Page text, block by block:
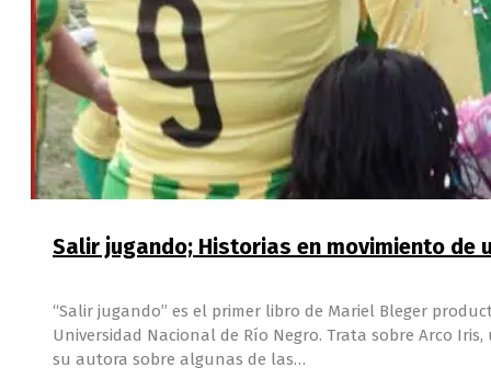
Salir jugando; Historias en movimiento de
“Salir jugando” es el primer libro de Mariel Bleger
Universidad Nacional de Río Negro. Trata sobre Arco
su autora sobre algunas de las…